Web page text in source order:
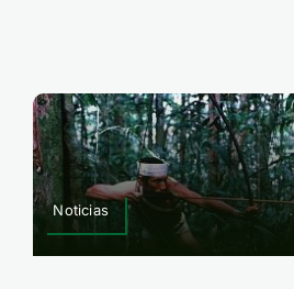
Noticias